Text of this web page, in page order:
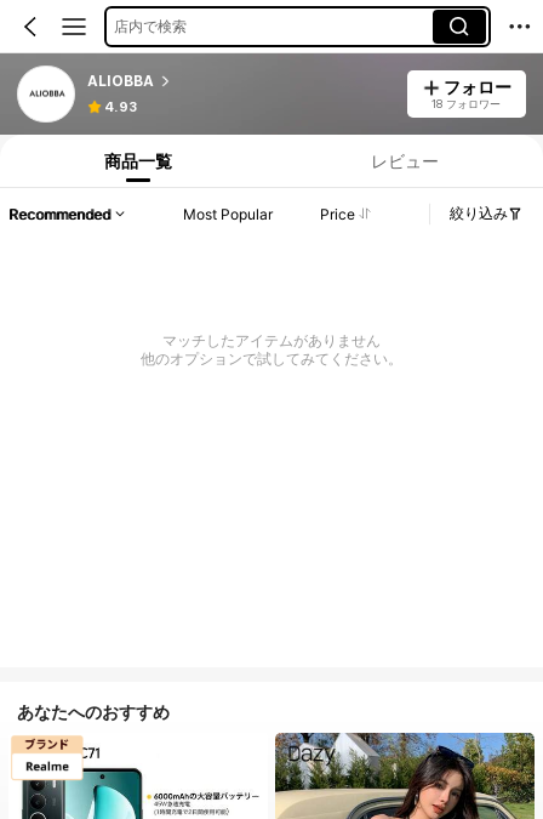
店内で検索
ALIOBBA
4.93
フォロー
18 フォロワー
商品一覧 レビュー
Recommended Most Popular Price 絞り込み
マッチしたアイテムがありません
他のオプションで試してみてください。
あなたへのおすすめ